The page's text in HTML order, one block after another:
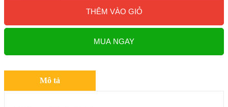
THÊM VÀO GIỎ
MUA NGAY
Mô tả